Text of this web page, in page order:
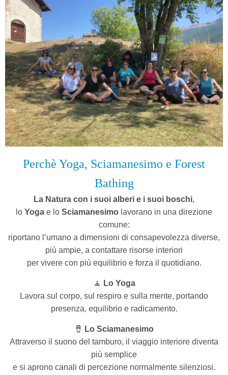
Perchè Yoga, Sciamanesimo e Forest
Bathing
La Natura con i suoi alberi e i suoi boschi,
o Yoga e lo Sciamanesimo lavorano in una direzione
comune:
riportano l’umano a dimensioni di consapevolezza diverse,
più ampie, a contattare risorse interiori
per vivere con più equilibrio e forza il quotidiano.
🧘 Lo Yoga
Lavora sul corpo, sul respiro e sulla mente, portando
presenza, equilibrio e radicamento.
🪘 Lo Sciamanesimo
Attraverso il suono del tamburo, il viaggio interiore diventa
più semplice
e si aprono canali di percezione normalmente silenziosi.